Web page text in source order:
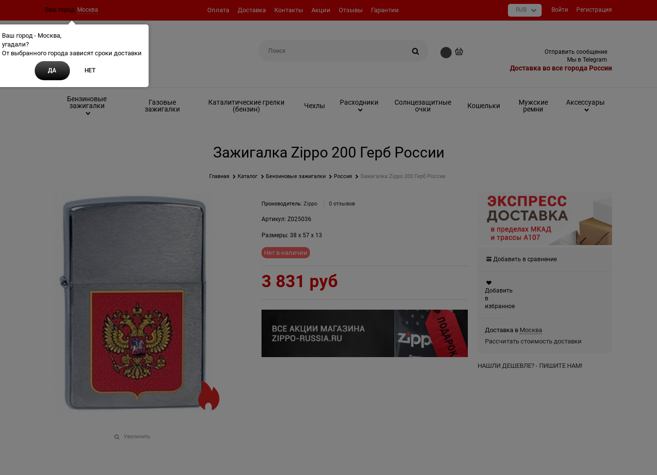
Ваш город: Москва Оплата Доставка Контакты Акции Отзывы Гарантии Войти Регистрация
Отправить сообщение
Мы в Telegram
Доставка во все города России
Бензиновые
зажигалки
Газовые
зажигалки
Каталитические грелки
(бензин)
Чехлы Расходники
Солнцезащитные
очки
Кошельки
Мужские
ремни
Аксессуары
Зажигалка Zippo 200 Герб России
Главная Каталог Бензиновые зажигалки Россия Зажигалка Zippo 200 Герб России
Увеличить
Производитель: Zippo 0 отзывов
Артикул: Z025036
Размеры: 38 x 57x 13
Нет в наличии
3 831 руб
Добавить в сравнение
Добавить
в
избранное
Доставка в Москва
Рассчитать стоимость доставки
НАШЛИ ДЕШЕВЛЕ? - ПИШИТЕ НАМ!
Ваш город - Москва,
угадали?
От выбранного города зависят сроки доставки
ДА НЕТ